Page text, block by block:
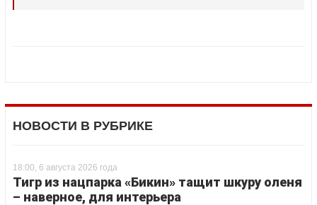
НОВОСТИ В РУБРИКЕ
18:00, 6 августа 2026 года
Тигр из нацпарка «Бикин» тащит шкуру оленя
– наверное, для интерьера